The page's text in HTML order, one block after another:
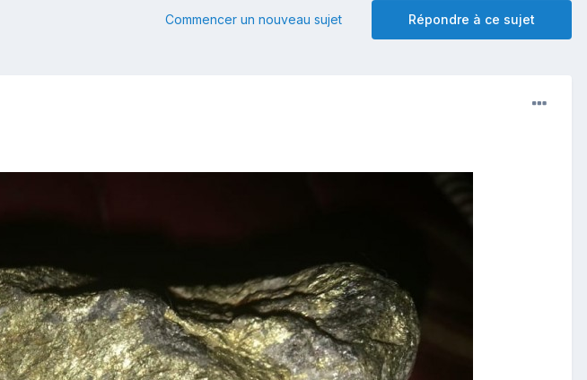
Répondre à ce sujet
Commencer un nouveau sujet